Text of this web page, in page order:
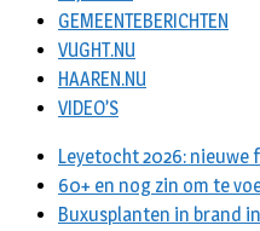
GEMEENTEBERICHTEN
VUGHT.NU
HAAREN.NU
VIDEO’S
Leyetocht 2026: nieuwe
60+ en nog zin om te
Buxusplanten in brand